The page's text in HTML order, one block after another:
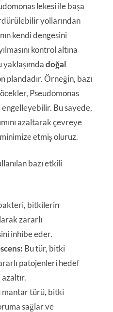
lekesi ile başa
yollarından
kendi dengesini
kontrol altına
yaklaşımdadoğal
plandadır. Örneğin, bazı
Pseudomonas
engelleyebilir. Bu sayede,
azaltarak çevreye
etmiş oluruz.
bazı etkili
bitkilerin
zararlı
inhibe eder.
Bu tür, bitki
patojenleri hedef
mantar türü, bitki
sağlar ve